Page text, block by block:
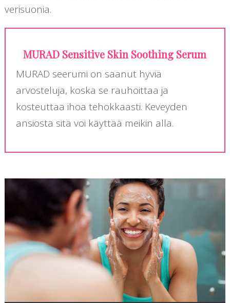
verisuonia.
MURAD Sensitive Skin Soothing Serum
MURAD seerumi on saanut hyviä
arvosteluja, koska se rauhoittaa ja
kosteuttaa ihoa tehokkaasti. Keveyden
ansiosta sitä voi käyttää meikin alla.